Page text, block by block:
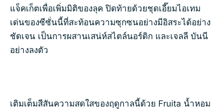
แจ็คเก็ตเพื่อเพิ่มมิติของลุค ปิดท้ายด้วยชุดเอี๊ยมไอเทม
เด่นของซีซั่นนี้ที่สะท้อนความซุกซนอย่างมีอิสระได้อย่าง
ชัดเจน เป็นการผสานเสน่ห์สไตล์นอร์ดิก และเจลลี บันนี
อย่างลงตัว
เติมเต็มสีสันความสดใสของฤดูกาลนี้ด้วย Fruita น้ำหอม